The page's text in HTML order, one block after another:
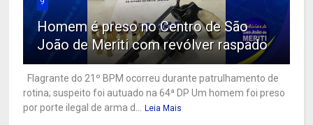
9
Homem é preso no Centro de São
João de Meriti com revólver raspado
Flagrante do 21º BPM ocorreu durante patrulhamento de
rotina; suspeito foi autuado na 64ª DP Um homem foi preso
por porte ilegal de arma d... Leia Mais